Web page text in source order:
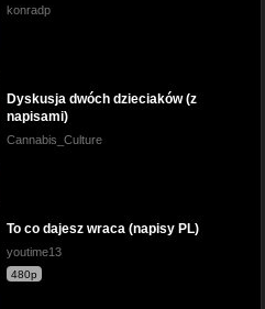
konradp
Dyskusja dwóch dzieciaków (z
napisami)
Cannabis_Culture
To co dajesz wraca (napisy PL)
youtime13
480p